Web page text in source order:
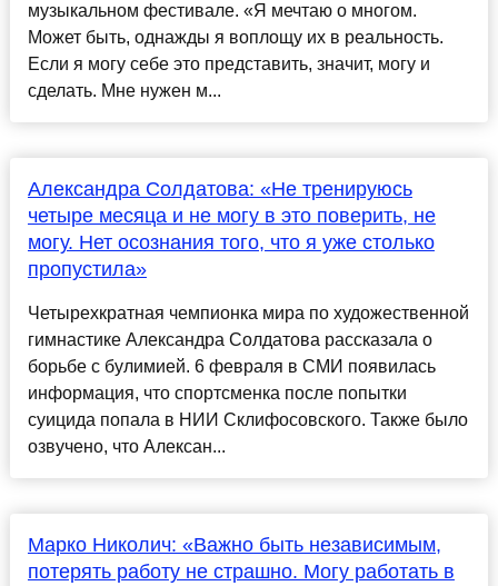
музыкальном фестивале. «Я мечтаю о многом.
Может быть, однажды я воплощу их в реальность.
Если я могу себе это представить, значит, могу и
сделать. Мне нужен м...
Александра Солдатова: «Не тренируюсь
четыре месяца и не могу в это поверить, не
могу. Нет осознания того, что я уже столько
пропустила»
Четырехкратная чемпионка мира по художественной
гимнастике Александра Солдатова рассказала о
борьбе с булимией. 6 февраля в СМИ появилась
информация, что спортсменка после попытки
суицида попала в НИИ Склифосовского. Также было
озвучено, что Алексан...
Марко Николич: «Важно быть независимым,
потерять работу не страшно. Могу работать в